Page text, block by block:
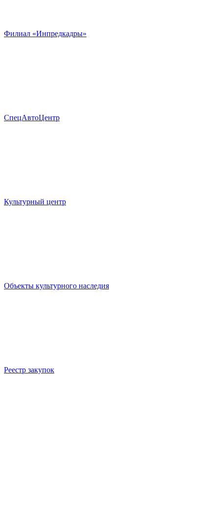
Филиал «Инпредкадры»
СпецАвтоЦентр
Культурный центр
Объекты культурного наследия
Реестр закупок